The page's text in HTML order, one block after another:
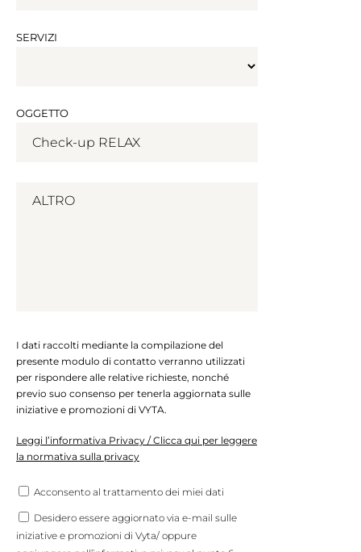
SERVIZI
OGGETTO
I dati raccolti mediante la compilazione del
presente modulo di contatto verranno utilizzati
per rispondere alle relative richieste, nonché
previo suo consenso per tenerla aggiornata sulle
iniziative e promozioni di VYTA.
Leggi l’informativa Privacy / Clicca qui per leggere
la normativa sulla privacy
Acconsento al trattamento dei miei dati
Desidero essere aggiornato via e-mail sulle
iniziative e promozioni di Vyta/ oppure